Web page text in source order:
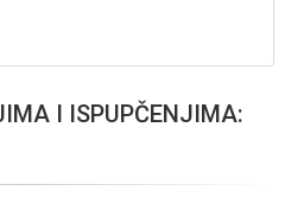
I ISPUPČENJIMA: